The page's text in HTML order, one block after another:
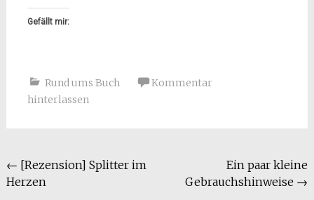
Gefällt mir:
Rund ums Buch
Kommentar
hinterlassen
Beitragsnavigation
← [Rezension] Splitter im
Herzen
Ein paar kleine
Gebrauchshinweise →